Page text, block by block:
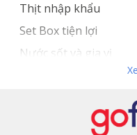
Thịt nhập khẩu
Set Box tiện lợi
Nước sốt và gia vị